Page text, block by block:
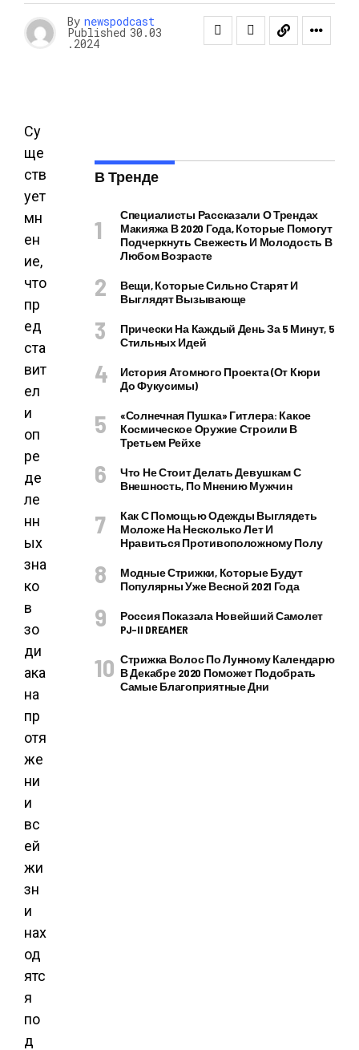
By newspodcast
Published 30.03
.2024
Су
ще
ств
ует
мн
ен
ие,
что
пр
ед
ста
вит
ел
и
оп
ре
де
ле
нн
ых
зна
ко
в
зо
ди
ака
на
пр
отя
же
ни
и
вс
ей
жи
зн
и
нах
од
ятс
я
по
д
В Тренде
Специалисты Рассказали О Трендах
Макияжа В 2020 Года, Которые Помогут
Подчеркнуть Свежесть И Молодость В
Любом Возрасте
Вещи, Которые Сильно Старят И
Выглядят Вызывающе
Прически На Каждый День За 5 Минут, 5
Стильных Идей
История Атомного Проекта (от Кюри
До Фукусимы)
«Солнечная Пушка» Гитлера: Какое
Космическое Оружие Строили В
Третьем Рейхе
Что Не Стоит Делать Девушкам С
Внешность, По Мнению Мужчин
Как С Помощью Одежды Выглядеть
Моложе На Несколько Лет И
Нравиться Противоположному Полу
Модные Стрижки, Которые Будут
Популярны Уже Весной 2021 Года
Россия Показала Новейший Самолет
PJ–II DREAMER
Стрижка Волос По Лунному Календарю
В Декабре 2020 Поможет Подобрать
Самые Благоприятные Дни